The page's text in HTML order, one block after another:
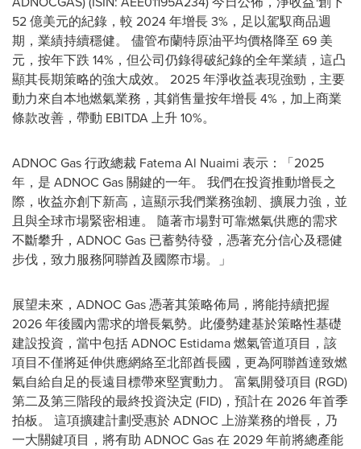
52 億美元的紀錄，較 2024 年增長 3%，足以駕馭商品週
期，業績持續穩健。 儘管布蘭特原油平均價格降至 69 美
元，按年下跌 14%，但公司仍錄得破紀錄的全年業績，這凸
顯其長期策略的強大成效。 2025 年淨收益表現強勁，主要
動力來自本地燃氣業務，其銷售量按年增長 4%，加上商業
條款改善，帶動 EBITDA 上升 10%。
ADNOC Gas 行政總裁 Fatema Al Nuaimi 表示：「2025
年，是 ADNOC Gas 關鍵的一年。 我們在投資推動增長之
際，收益亦創下新高，這顯示我們業務強韌、擴展力強，並
且與全球市場緊密相連。 隨著市場對可靠燃氣供應的需求
不斷攀升，ADNOC Gas 已蓄勢待發，憑著充分信心及穩健
步伐，致力服務阿聯酋及國際市場。」
展望未來，ADNOC Gas 憑著其策略佈局，將能持續把握
2026 年後國內需求的增長氣勢。此優勢建基於策略性基礎
建設投資，當中包括 ADNOC Estidama 燃氣管道項目，該
項目不僅將延伸供應網絡至北部酋長國，更為阿聯酋達致燃
氣自給自足的長遠目標帶來堅實動力。 富氣開發項目 (RGD)
第二及第三階段的最終投資決定 (FID)，預計在 2026 年首季
拍板。 這項擴建計劃受惠於 ADNOC 上游業務的增長，乃
一大關鍵項目，將有助 ADNOC Gas 在 2029 年前將總產能